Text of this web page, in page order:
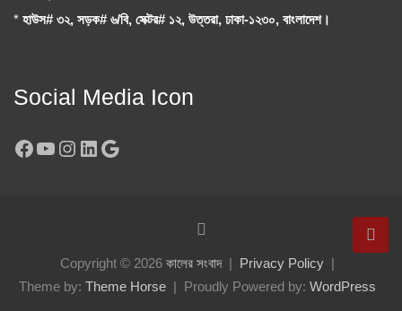
* হাউস# ৩২, সড়ক# ৬/বি, সেক্টর# ১২, উত্তরা, ঢাকা-১২৩০, বাংলাদেশ।
Social Media Icon
Facebook
YouTube
Instagram
LinkedIn
Google
Copyright © 2026 কালের সংবাদ
Privacy Policy
Theme by: Theme Horse Proudly Powered by: WordPress